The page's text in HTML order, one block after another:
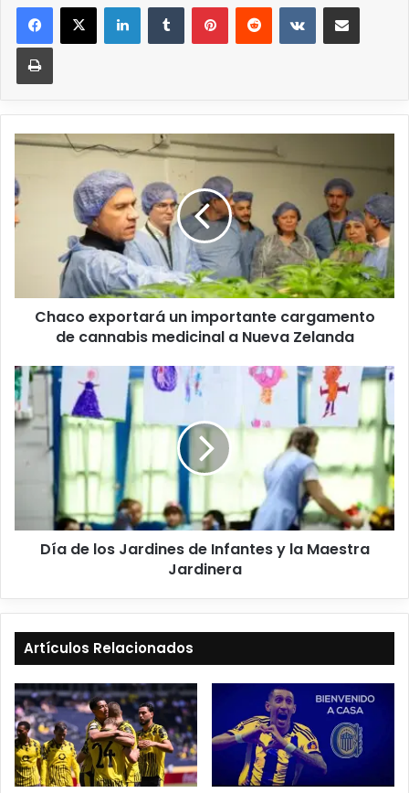
Chaco exportará un importante cargamento
de cannabis medicinal a Nueva Zelanda
Día de los Jardines de Infantes y la Maestra
Jardinera
Artículos Relacionados